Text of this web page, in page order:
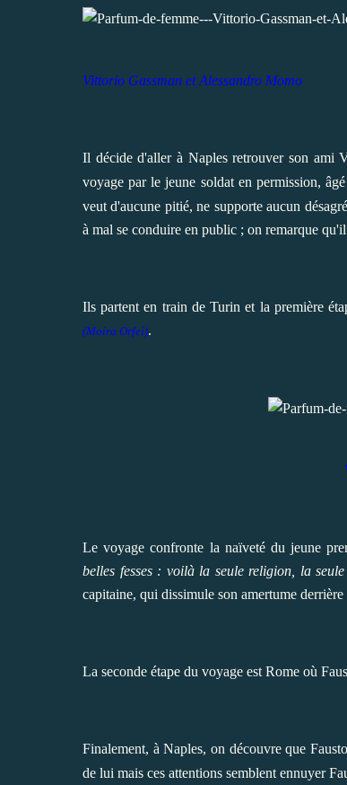
Vittorio Gassman et Alessandro Momo
Il décide d'aller à Naples retrouver son ami
voyage par le jeune soldat en permission,
veut d'aucune pitié, ne supporte aucun
à mal se conduire en public ; on remarque
Ils partent en train de Turin et la première
(Moira Orfei).
Le voyage confronte la naïveté du jeune
belles fesses : voilà la seule religion, la
capitaine, qui dissimule son amertume
La seconde étape du voyage est Rome où
Finalement, à Naples, on découvre que
de lui mais ces attentions semblent ennuyer